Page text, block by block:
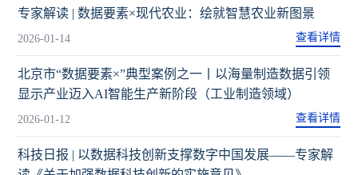
专家解读 | 数据要素×现代农业：绘就智慧农业新图景
2026-01-14 查看详情
北京市“数据要素×”典型案例之一丨以海量制造数据引领
显示产业迈入AI智能生产新阶段（工业制造领域）
2026-01-12 查看详情
科技日报 | 以数据科技创新支撑数字中国发展——专家解